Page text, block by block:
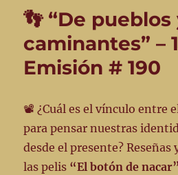
👣 “De pueblos
caminantes” –
Emisión # 190
📽️ ¿Cuál es el vínculo entre
para pensar nuestras
desde el presente?
las pelis “El botón de nacar”